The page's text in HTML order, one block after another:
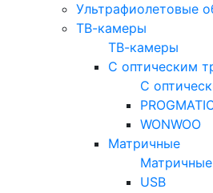
Ультрафиолетовые
ТВ-камеры
ТВ-камеры
С оптическим
С
WONWOO
Матричные
Матричные
USB